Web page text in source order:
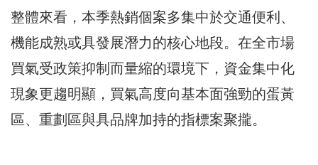
整體來看，本季熱銷個案多集中於交通便利、
機能成熟或具發展潛力的核心地段。在全市場
買氣受政策抑制而量縮的環境下，資金集中化
現象更趨明顯，買氣高度向基本面強勁的蛋黃
區、重劃區與具品牌加持的指標案聚攏。